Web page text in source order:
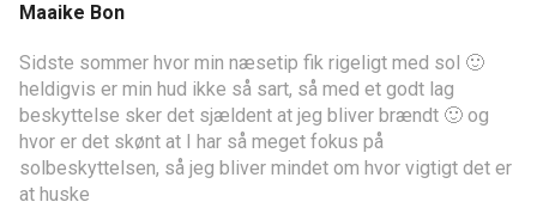
Maaike Bon
Sidste sommer hvor min næsetip fik rigeligt med sol 🙂
heldigvis er min hud ikke så sart, så med et godt lag
beskyttelse sker det sjældent at jeg bliver brændt 🙂 og
hvor er det skønt at I har så meget fokus på
solbeskyttelsen, så jeg bliver mindet om hvor vigtigt det er
at huske